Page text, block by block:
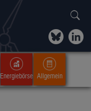
Energiebörse Allgemein